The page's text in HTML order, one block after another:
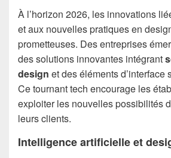
À l’horizon 2026, les innovations
et aux nouvelles pratiques en
prometteuses. Des entreprises
des solutions innovantes intégrant
design et des éléments d’interface
Ce tournant tech encourage les
exploiter les nouvelles possibilités
leurs clients.
Intelligence artificielle et